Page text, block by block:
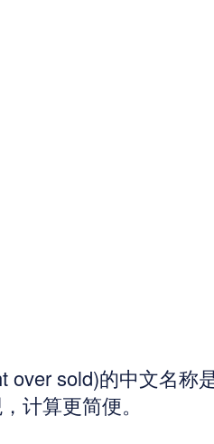
over sold)的中文名称
计算更简便。